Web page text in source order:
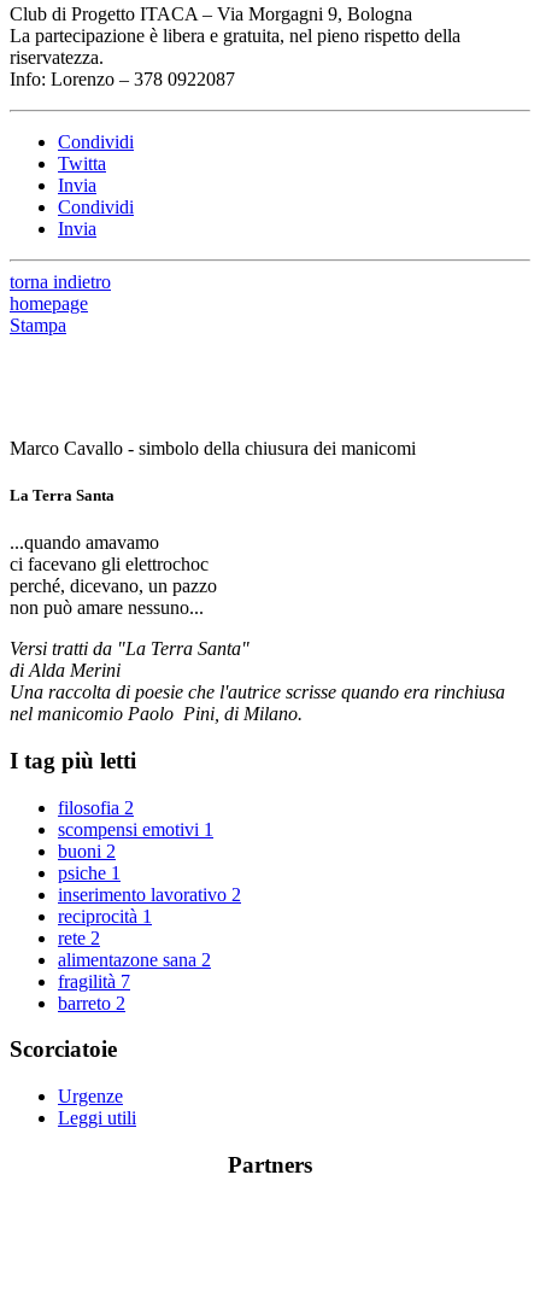
Club di Progetto ITACA – Via Morgagni 9, Bologna
La partecipazione è libera e gratuita, nel pieno rispetto della
riservatezza.
Info: Lorenzo – 378 0922087
Condividi
Twitta
Invia
Condividi
Invia
torna indietro
homepage
Stampa
Marco Cavallo - simbolo della chiusura dei manicomi
La Terra Santa
...quando amavamo
ci facevano gli elettrochoc
perché, dicevano, un pazzo
non può amare nessuno...
Versi tratti da "La Terra Santa"
di Alda Merini
Una raccolta di poesie che l'autrice scrisse quando era rinchiusa
nel manicomio Paolo Pini, di Milano.
I tag più letti
filosofia 2
scompensi emotivi 1
buoni 2
psiche 1
inserimento lavorativo 2
reciprocità 1
rete 2
alimentazone sana 2
fragilità 7
barreto 2
Scorciatoie
Urgenze
Leggi utili
Partners